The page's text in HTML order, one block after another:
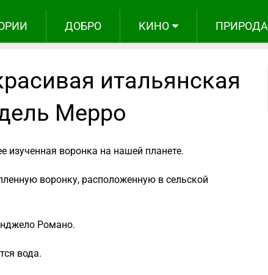
ДОБРО КИНО ПРИРОДА
итальянская
Мерро
изученная воронка на нашей планете.
воронку, расположенную в сельской
Романо.
вода.